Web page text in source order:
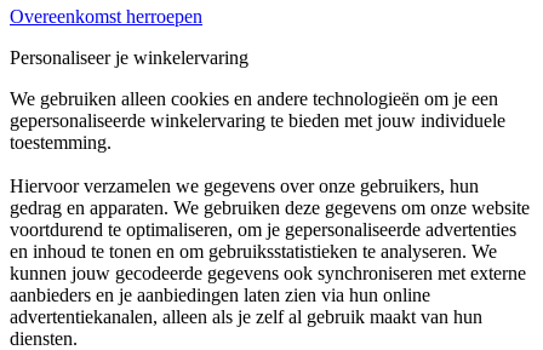
Overeenkomst herroepen
Personaliseer je winkelervaring
We gebruiken alleen cookies en andere technologieën om je een
gepersonaliseerde winkelervaring te bieden met jouw individuele
toestemming.
Hiervoor verzamelen we gegevens over onze gebruikers, hun
gedrag en apparaten. We gebruiken deze gegevens om onze website
voortdurend te optimaliseren, om je gepersonaliseerde advertenties
en inhoud te tonen en om gebruiksstatistieken te analyseren. We
kunnen jouw gecodeerde gegevens ook synchroniseren met externe
aanbieders en je aanbiedingen laten zien via hun online
advertentiekanalen, alleen als je zelf al gebruik maakt van hun
diensten.